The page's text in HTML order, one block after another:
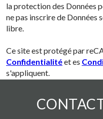
la protection des Données
ne pas inscrire de Données
libre.
Ce site est protégé par
Confidentialitéet es
s'appliquent.